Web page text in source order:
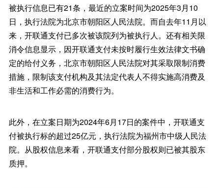
被执行信息已有21条，最近的立案时间为2025年3月10
日，执行法院为北京市朝阳区人民法院。而自去年11月以
来，开联通支付已多次被该院列为被执行人。还有相关限
消令信息显示，因开联通支付未按时履行生效法律文书确
定的给付义务，北京市朝阳区人民法院对其采取限制消费
措施，限制该支付机构及其法定代表人不得实施高消费及
非生活和工作必需的消费行为。
此外，在立案日期为2024年6月17日的案件中，开联通支
付被执行标的超过25亿元，执行法院为福州市中级人民法
院。从股权信息来看，开联通支付部分股权则已被其股东
质押。